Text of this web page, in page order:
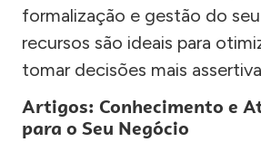
formalização e gestão do
recursos são ideais para
tomar decisões mais
Artigos: Conhecimento e
para o Seu Negócio